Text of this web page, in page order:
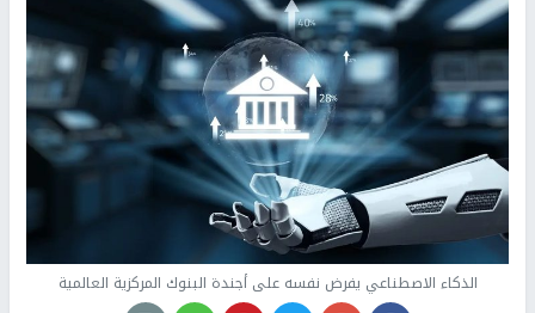
الذكاء الاصطناعي يفرض نفسه على أجندة البنوك المركزية العالمية